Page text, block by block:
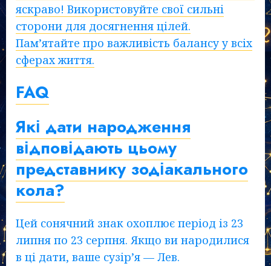
яскраво! Використовуйте свої сильні
сторони для досягнення цілей.
Пам’ятайте про важливість балансу у всіх
сферах життя.
FAQ
Які дати народження
відповідають цьому
представнику зодіакального
кола?
Цей сонячний знак охоплює період із 23
липня по 23 серпня. Якщо ви народилися
в ці дати, ваше сузір’я — Лев.